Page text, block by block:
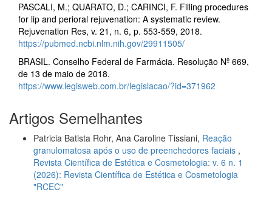
PASCALI, M.; QUARATO, D.; CARINCI, F. Filling procedures
for lip and perioral rejuvenation: A systematic review.
Rejuvenation Res, v. 21, n. 6, p. 553-559, 2018.
https://pubmed.ncbi.nlm.nih.gov/29911505/
BRASIL. Conselho Federal de Farmácia. Resolução Nº 669,
de 13 de maio de 2018.
https://www.legisweb.com.br/legislacao/?id=371962
Artigos Semelhantes
Patricia Batista Rohr, Ana Caroline Tissiani, Reação
granulomatosa após o uso de preenchedores faciais ,
Revista Científica de Estética e Cosmetologia: v. 6 n. 1
(2026): Revista Científica de Estética e Cosmetologia
"RCEC"